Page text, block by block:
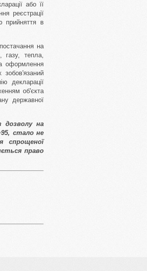
або її
реєстрації
прийняття в
на
газу, тепла,
оформлення
декларації
об'єкта
державної
дозволу на
стало не
спрощеної
право